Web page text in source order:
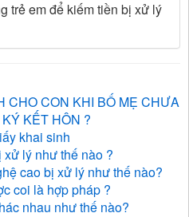
trẻ em để kiếm tiền bị xử lý
CHO CON KHI BỐ MẸ CHƯA
KẾT HÔN ?
khai sinh
lý như thế nào ?
cao bị xử lý như thế nào?
coi là hợp pháp ?
nhau như thế nào?